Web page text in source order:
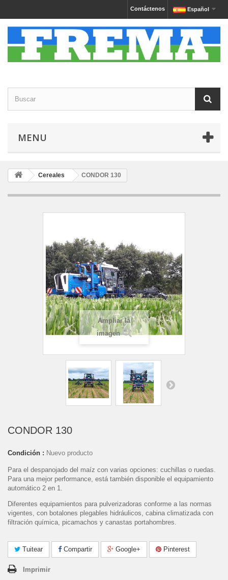
Español
Contáctenos
MENU
Cereales CONDOR 130
Ampliar la
imagen
CONDOR 130
Condición : Nuevo producto
Para el despanojado del maíz con varias opciones: cuchillas o ruedas.
Para una mejor performance, está también disponible el equipamiento
automático 2 en 1.
Diferentes equipamientos para pulverizadoras conforme a las normas
vigentes, con botalones plegables hidráulicos, cabina climatizada con
filtración química, picamachos y canastas portahombres.
Tuitear Compartir Google+ Pinterest
Imprimir